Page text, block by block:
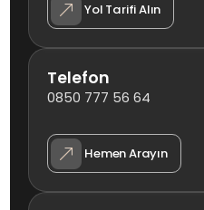
Yol Tarifi Alın
Telefon
0850 777 56 64
Hemen Arayın